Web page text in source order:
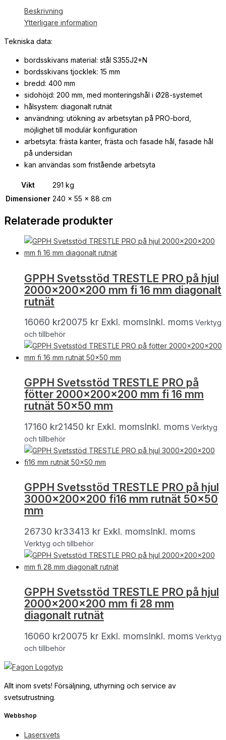
Beskrivning
Ytterligare information
Tekniska data:
bordsskivans material: stål S355J2+N
bordsskivans tjocklek: 15 mm
bredd: 400 mm
sidohöjd: 200 mm, med monteringshål i Ø28-systemet
hålsystem: diagonalt rutnät
användning: utökning av arbetsytan på PRO-bord,
möjlighet till modulär konfiguration
arbetsyta: frästa kanter, frästa och fasade hål, fasade hål
på undersidan
kan användas som fristående arbetsyta
Vikt
291 kg
Dimensioner 240 × 55 × 88 cm
Relaterade produkter
GPPH Svetsstöd TRESTLE PRO på hjul
2000x200x200 mm fi 16 mm diagonalt
rutnät
16060 kr20075 kr Exkl. momsInkl. moms Verktyg
och tillbehör
GPPH Svetsstöd TRESTLE PRO på
fötter 2000x200x200 mm fi 16 mm
rutnät 50×50 mm
17160 kr21450 kr Exkl. momsInkl. moms Verktyg
och tillbehör
GPPH Svetsstöd TRESTLE PRO på hjul
3000x200x200 fi16 mm rutnät 50×50
mm
26730 kr33413 kr Exkl. momsInkl. moms
Verktyg och tillbehör
GPPH Svetsstöd TRESTLE PRO på hjul
2000x200x200 mm fi 28 mm
diagonalt rutnät
16060 kr20075 kr Exkl. momsInkl. moms Verktyg
och tillbehör
Allt inom svets! Försäljning, uthyrning och service av
svetsutrustning.
Webbshop
Lasersvets